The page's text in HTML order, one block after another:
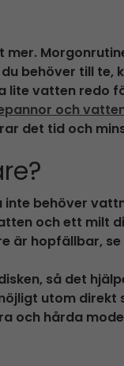
behöver till te,
lite vatten redo
och
det tid och
inte behöver
och ett milt
är hopfällbar,
så det
utom direkt
och hårda